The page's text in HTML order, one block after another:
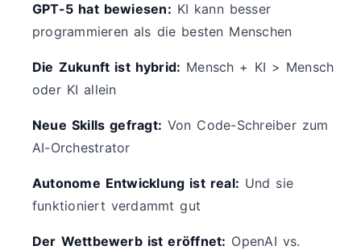
GPT-5 hat bewiesen: KI kann besser
programmieren als die besten Menschen
Die Zukunft ist hybrid: Mensch + KI > Mensch
oder KI allein
Neue Skills gefragt: Von Code-Schreiber zum
AI-Orchestrator
Autonome Entwicklung ist real: Und sie
funktioniert verdammt gut
Der Wettbewerb ist eröffnet: OpenAI vs.